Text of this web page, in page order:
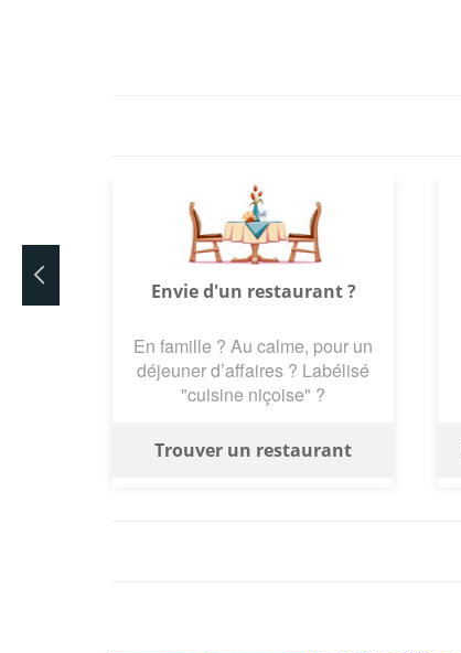
Envie d'un restaurant ?
En famille ? Au calme, pour un
déjeuner d’affaires ? Labélisé
"cuisine niçoise" ?
Trouver un restaurant